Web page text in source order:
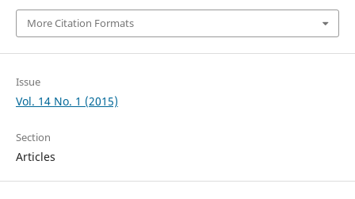
More Citation Formats
Issue
Vol. 14 No. 1 (2015)
Section
Articles